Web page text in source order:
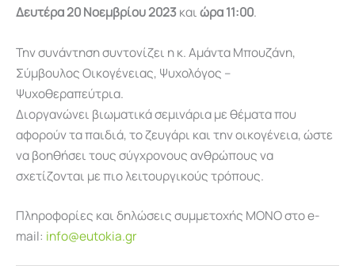
Δευτέρα 20 Νοεμβρίου 2023καιώρα 11:00.
Την συνάντηση συντονίζει η κ. Αμάντα Μπουζάνη,
Σύμβουλος Οικογένειας, Ψυχολόγος –
Ψυχοθεραπεύτρια.
Διοργανώνει βιωματικά σεμινάρια με θέματα που
αφορούν τα παιδιά, το ζευγάρι και την οικογένεια, ώστε
να βοηθήσει τους σύγχρονους ανθρώπους να
σχετίζονται με πιο λειτουργικούς τρόπους.
Πληροφορίες και δηλώσεις συμμετοχής ΜΟΝΟ στο e-
mail: info@eutokia.gr